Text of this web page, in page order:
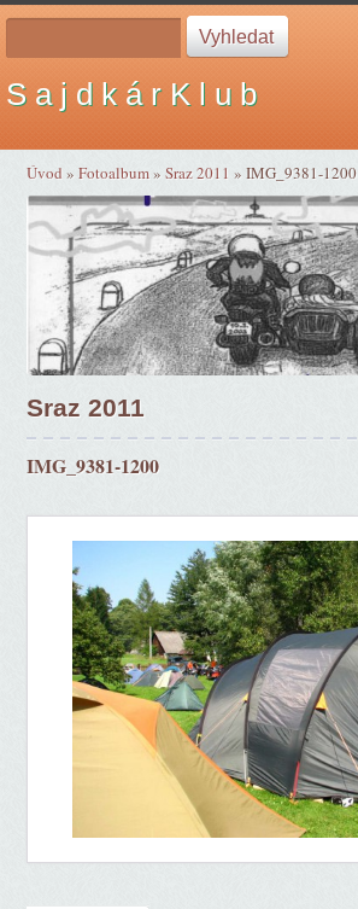
S a j d k á r K l u b
Úvod »Fotoalbum»Sraz 2011 »IMG_9381-1200
Sraz 2011
IMG_9381-1200